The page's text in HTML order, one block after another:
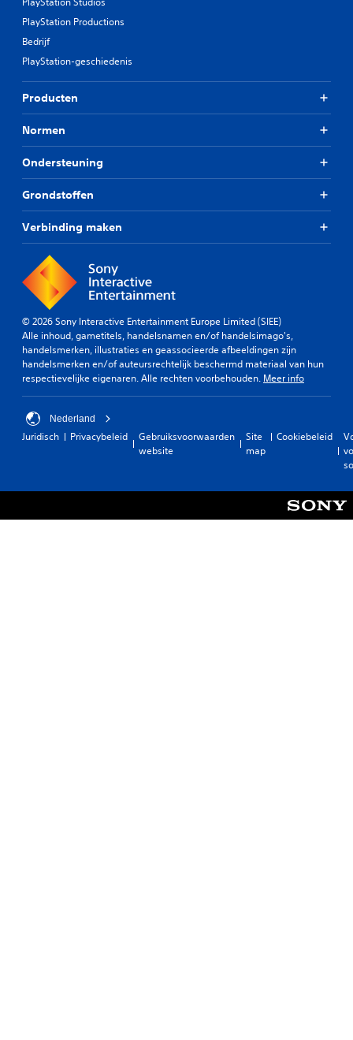
PlayStation Productions
Bedrijf
PlayStation-geschiedenis
Producten
Normen
Ondersteuning
Grondstoffen
Verbinding maken
© 2026 Sony Interactive Entertainment Europe Limited (SIEE)
Alle inhoud, gametitels, handelsnamen en/of handelsimago's,
handelsmerken, illustraties en geassocieerde afbeeldingen zijn
handelsmerken en/of auteursrechtelijk beschermd materiaal van hun
respectievelijke eigenaren. Alle rechten voorbehouden. Meer info
Nederland
Juridisch Privacybeleid
Gebruiksvoorwaarden
website
Site
map
Cookiebeleid